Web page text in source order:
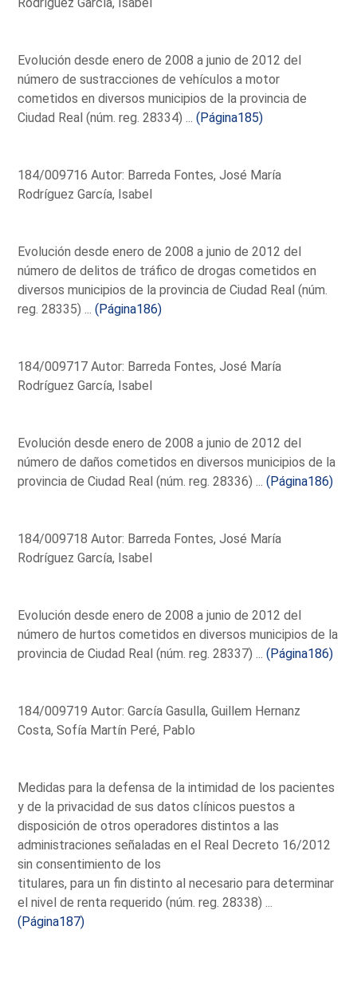
Evolución desde enero de 2008 a junio de 2012 del
número de sustracciones de vehículos a motor
cometidos en diversos municipios de la provincia de
Ciudad Real (núm. reg. 28334) ...(Página185)
184/009716 Autor: Barreda Fontes, José María
Rodríguez García, Isabel
Evolución desde enero de 2008 a junio de 2012 del
número de delitos de tráfico de drogas cometidos en
diversos municipios de la provincia de Ciudad Real (núm.
reg. 28335) ...(Página186)
184/009717 Autor: Barreda Fontes, José María
Rodríguez García, Isabel
Evolución desde enero de 2008 a junio de 2012 del
número de daños cometidos en diversos municipios de la
provincia de Ciudad Real (núm. reg. 28336) ...(Página186)
184/009718 Autor: Barreda Fontes, José María
Rodríguez García, Isabel
Evolución desde enero de 2008 a junio de 2012 del
número de hurtos cometidos en diversos municipios de la
provincia de Ciudad Real (núm. reg. 28337) ...(Página186)
184/009719 Autor: García Gasulla, Guillem Hernanz
Costa, Sofía Martín Peré, Pablo
Medidas para la defensa de la intimidad de los pacientes
y de la privacidad de sus datos clínicos puestos a
disposición de otros operadores distintos a las
administraciones señaladas en el Real Decreto 16/2012
sin consentimiento de los
titulares, para un fin distinto al necesario para determinar
el nivel de renta requerido (núm. reg. 28338) ...
(Página187)